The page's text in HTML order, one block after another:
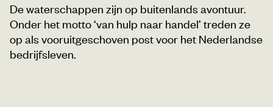
De waterschappen zijn op buitenlands avontuur.
Onder het motto ‘van hulp naar handel’ treden ze
op als vooruitgeschoven post voor het Nederlandse
bedrijfsleven.